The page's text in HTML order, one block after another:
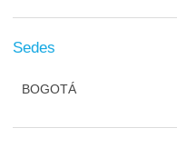
Sedes
BOGOTÁ